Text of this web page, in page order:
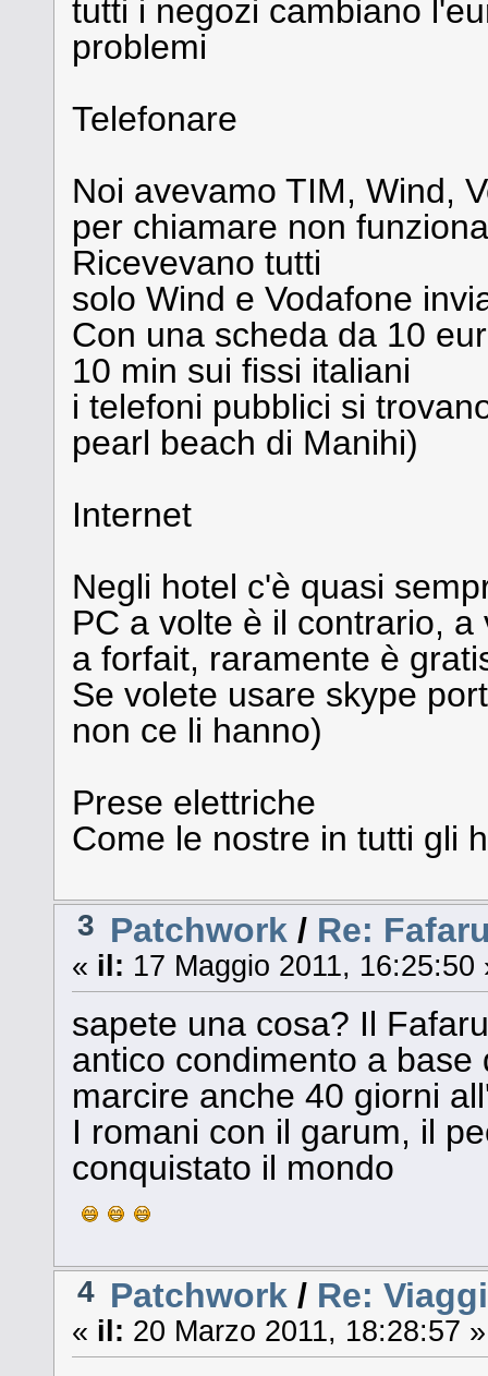
tutti i negozi cambiano
problemi
Telefonare
Noi avevamo TIM, Wind,
per chiamare non
Ricevevano tutti
solo Wind e Vodafone
Con una scheda da 10
10 min sui fissi italiani
i telefoni pubblici si
pearl beach di Manihi)
Internet
Negli hotel c'è quasi
PC a volte è il contrario,
a forfait, raramente è
Se volete usare skype
non ce li hanno)
Prese elettriche
Come le nostre in tutti gli
3 Patchwork / Re:
« il: 17 Maggio 2011, 16:25:50
sapete una cosa? Il
antico condimento a
marcire anche 40 giorni
I romani con il garum, il
conquistato il mondo
4 Patchwork / Re:
« il: 20 Marzo 2011, 18:28:57 »